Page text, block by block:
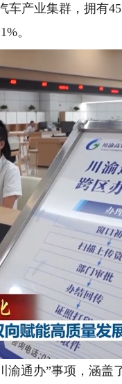
产业集群，拥有
。
通办”事项，涵盖